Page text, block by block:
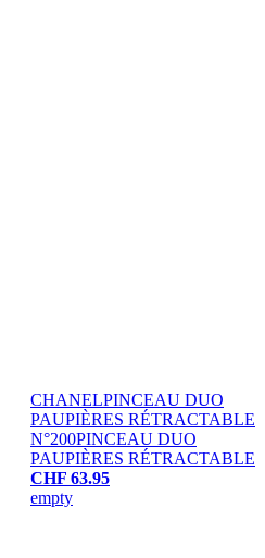
CHANELPINCEAU DUO
PAUPIÈRES RÉTRACTABLE
N°200PINCEAU DUO
PAUPIÈRES RÉTRACTABLE
CHF 63.95
empty